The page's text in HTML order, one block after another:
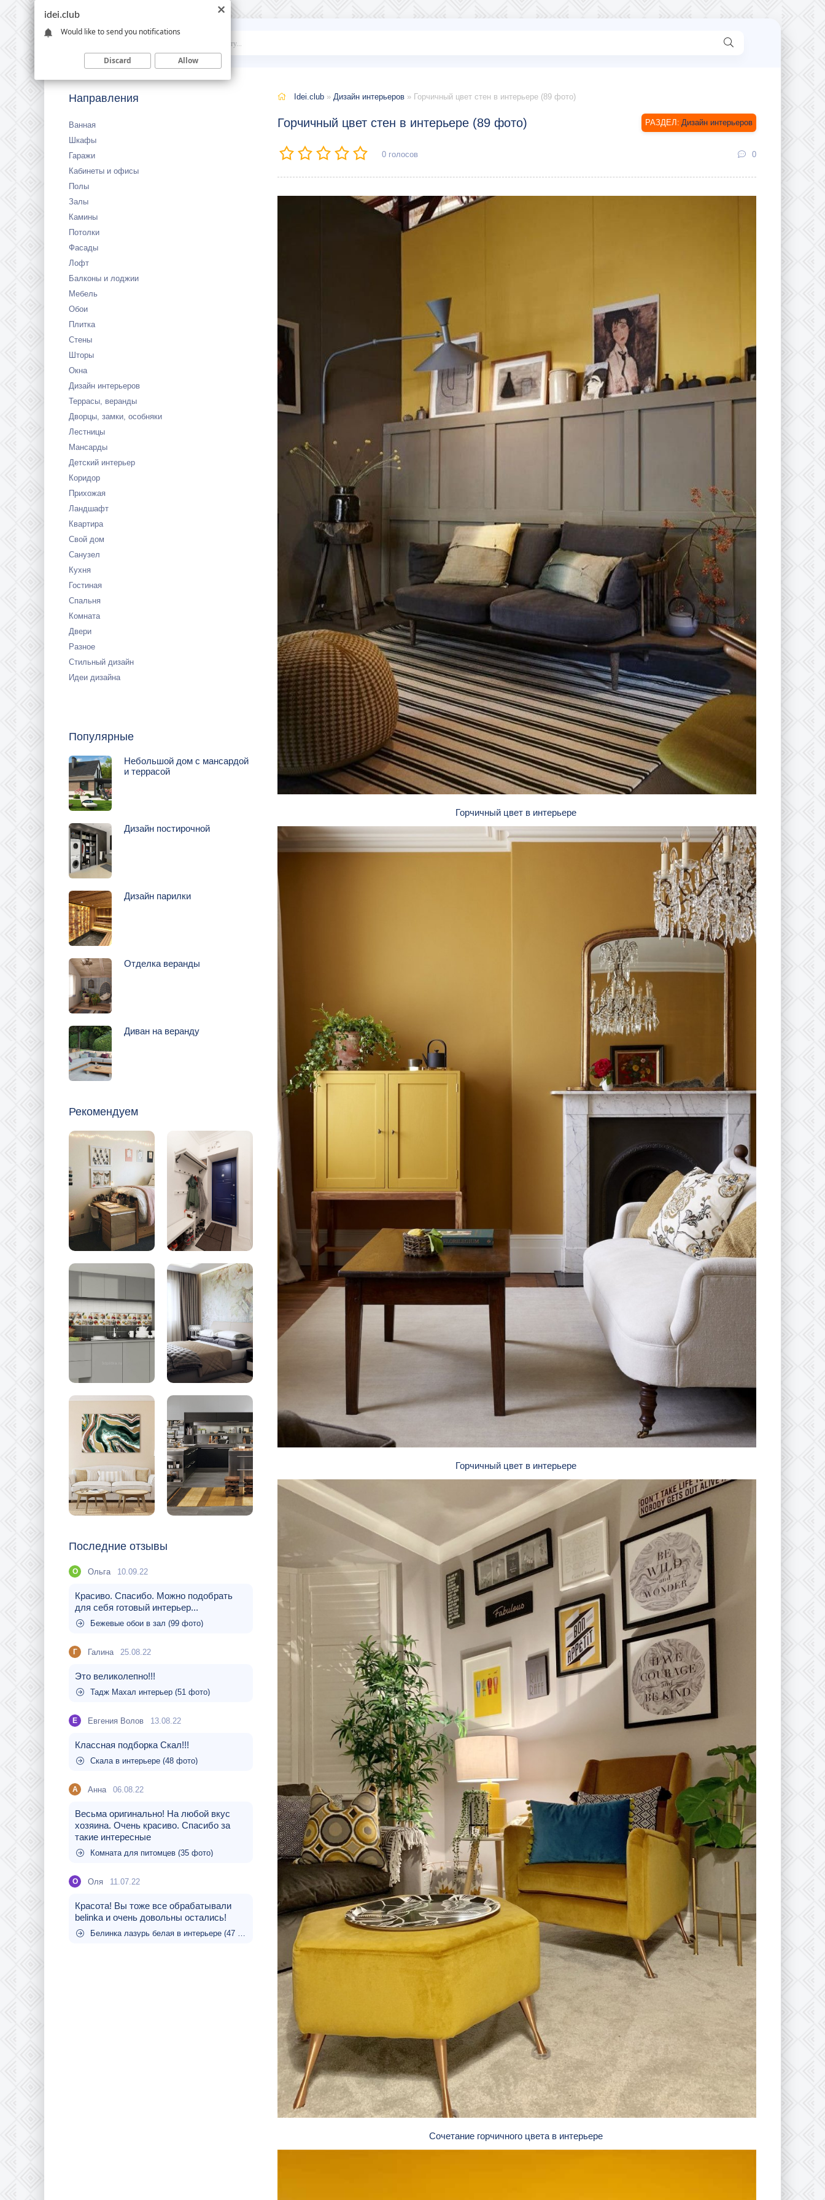
Idei
Направления
Ванная
Шкафы
Гаражи
Кабинеты и офисы
Полы
Залы
Камины
Потолки
Фасады
Лофт
Балконы и лоджии
Мебель
Обои
Плитка
Стены
Шторы
Окна
Дизайн интерьеров
Террасы, веранды
Дворцы, замки, особняки
Лестницы
Мансарды
Детский интерьер
Коридор
Прихожая
Ландшафт
Квартира
Свой дом
Санузел
Кухня
Гостиная
Спальня
Комната
Двери
Разное
Стильный дизайн
Идеи дизайна
Популярные
Небольшой дом с мансардой
и террасой
Дизайн постирочной
Дизайн парилки
Отделка веранды
Диван на веранду
Рекомендуем
Последние отзывы
О Ольга 10.09.22
Красиво. Спасибо. Можно подобрать
для себя готовый интерьер...
Бежевые обои в зал (99 фото)
Г Галина 25.08.22
Это великолепно!!!
Тадж Махал интерьер (51 фото)
Е Евгения Волов 13.08.22
Классная подборка Скал!!!
Скала в интерьере (48 фото)
A Aнна 06.08.22
Весьма оригинально! На любой вкус
хозяина. Очень красиво. Спасибо за
такие интересные
Комната для питомцев (35 фото)
О Оля 11.07.22
Красота! Вы тоже все обрабатывали
belinka и очень довольны остались!
Белинка лазурь белая в интерьере (47 фото)
Idei.club » Дизайн интерьеров » Горчичный цвет стен в интерьере (89 фото)
Горчичный цвет стен в интерьере (89 фото) Дизайн интерьеров
0 голосов 0
Горчичный цвет в интерьере
Горчичный цвет в интерьере
Сочетание горчичного цвета в интерьере
idei.club
Would like to send you notifications
Discard Allow